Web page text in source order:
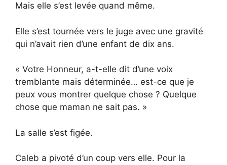
Mais elle s’est levée quand même.
Elle s’est tournée vers le juge avec une gravité
qui n’avait rien d’une enfant de dix ans.
« Votre Honneur, a-t-elle dit d’une voix
tremblante mais déterminée… est-ce que je
peux vous montrer quelque chose ? Quelque
chose que maman ne sait pas. »
La salle s’est figée.
Caleb a pivoté d’un coup vers elle. Pour la